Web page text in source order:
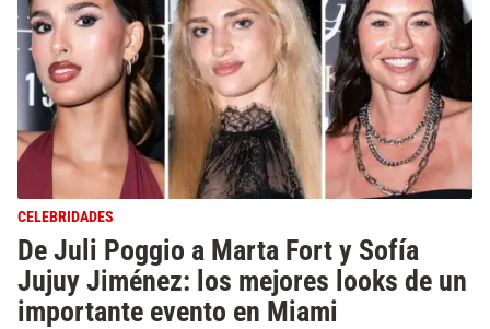
CELEBRIDADES
De Juli Poggio a Marta Fort y Sofía
Jujuy Jiménez: los mejores looks de un
importante evento en Miami